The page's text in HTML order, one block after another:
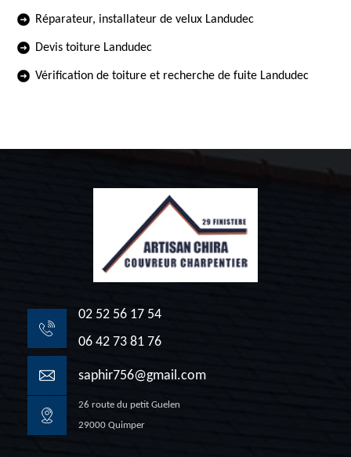
Réparateur, installateur de velux Landudec
Devis toiture Landudec
Vérification de toiture et recherche de fuite Landudec
02 52 56 17 54
06 42 73 81 76
saphir756@gmail.com
26 route du petit Guelen
29000 Quimper